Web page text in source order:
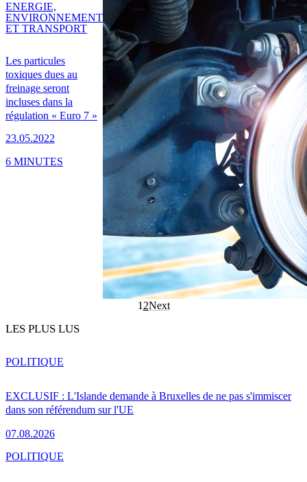
Les particules
toxiques dues au
freinage seront
incluses dans la
régulation « Euro 7 »
23.05.2022
ENERGIE,
ENVIRONNEMENT
ET TRANSPORT
6 MINUTES
1 2Next
LES PLUS LUS
EXCLUSIF : L'Islande demande à Bruxelles de ne pas s'immiscer
dans son référendum sur l'UE
07.08.2026
POLITIQUE
POLITIQUE